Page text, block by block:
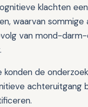
klachten
waarvan
van mond-
de
achteruitgang